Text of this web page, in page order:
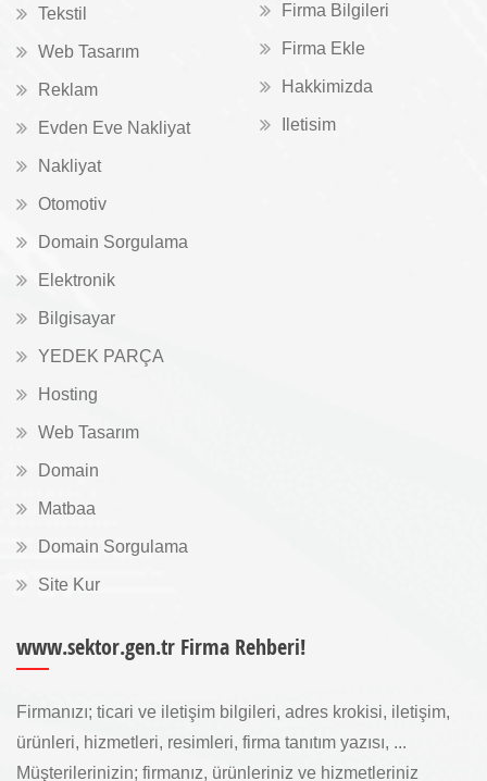
Tekstil
Web Tasarım
Reklam
Evden Eve Nakliyat
Nakliyat
Otomotiv
Domain Sorgulama
Elektronik
Bilgisayar
YEDEK PARÇA
Hosting
Web Tasarım
Domain
Matbaa
Domain Sorgulama
Site Kur
Firma Bilgileri
Firma Ekle
Hakkimizda
Iletisim
www.sektor.gen.tr Firma Rehberi!
Firmanızı; ticari ve iletişim bilgileri, adres krokisi, iletişim,
ürünleri, hizmetleri, resimleri, firma tanıtım yazısı, ...
Müşterilerinizin; firmanız, ürünleriniz ve hizmetleriniz